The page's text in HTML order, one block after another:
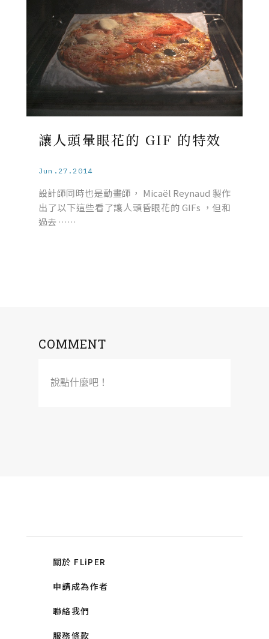
讓人頭暈眼花的 GIF 的特效
Jun.27.2014
設計師同時也是動畫師， Micaël Reynaud 製作
出了以下這些看了讓人頭昏眼花的 GIFs ，但和
過去 ……
COMMENT
說點什麼吧！
關於 FLiPER
申請成為作者
聯絡我們
服務條款